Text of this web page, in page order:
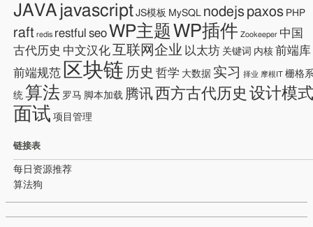
JAVA javascript JS模板 MySQL nodejs paxos PHP
raft redis restful seo WP主题 WP插件 Zookeeper 中国
古代历史 中文汉化互联网企业 以太坊 关键词 内核 前端库
前端规范 区块链 历史 哲学 大数据 实习 择业 摩根IT 栅格
统 算法 罗马 脚本加载 腾讯 西方古代历史 设计模
面试 项目管理
链接表
每日资源推荐
算法狗